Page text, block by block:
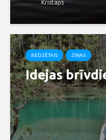
Kristaps
REDZĒTAIS ZIŅAS
Idejas